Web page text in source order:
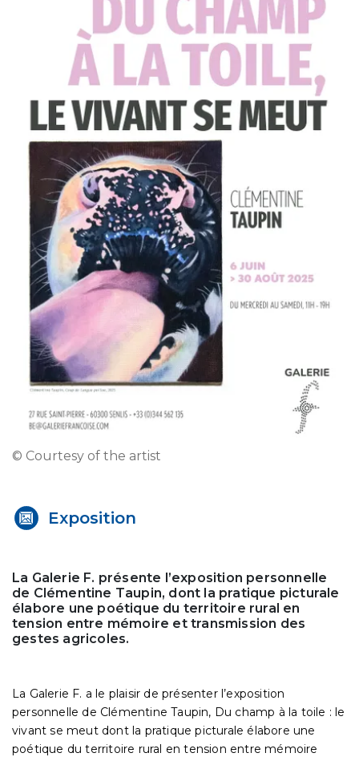
© Courtesy of the artist
Exposition
La Galerie F. présente l’exposition personnelle
de Clémentine Taupin, dont la pratique picturale
élabore une poétique du territoire rural en
tension entre mémoire et transmission des
gestes agricoles.
La Galerie F. a le plaisir de présenter l’exposition
personnelle de Clémentine Taupin, Du champ à la toile : le
vivant se meut dont la pratique picturale élabore une
poétique du territoire rural en tension entre mémoire